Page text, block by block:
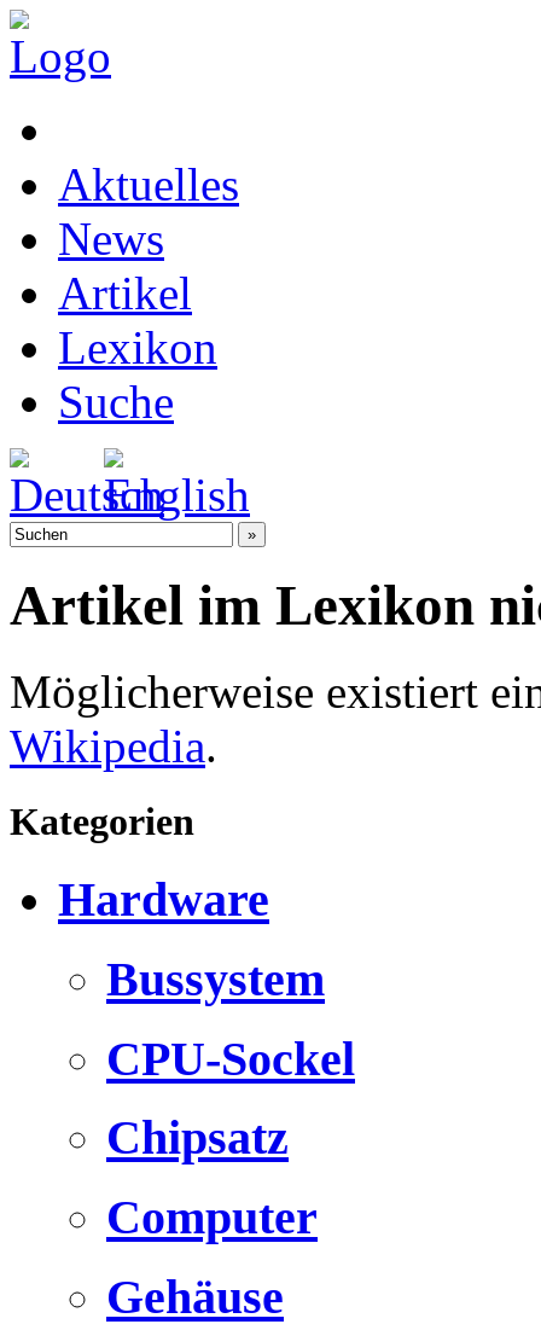
Aktuelles
News
Artikel
Lexikon
Suche
Artikel im Lexikon
Möglicherweise existiert
Wikipedia.
Kategorien
Hardware
Bussystem
CPU-Sockel
Chipsatz
Computer
Gehäuse